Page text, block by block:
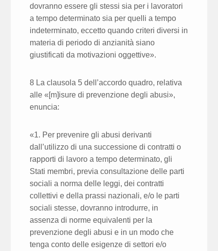
dovranno essere gli stessi sia per i lavoratori
a tempo determinato sia per quelli a tempo
indeterminato, eccetto quando criteri diversi in
materia di periodo di anzianità siano
giustificati da motivazioni oggettive».
8 La clausola 5 dell’accordo quadro, relativa
alle «[m]isure di prevenzione degli abusi»,
enuncia:
«1. Per prevenire gli abusi derivanti
dall’utilizzo di una successione di contratti o
rapporti di lavoro a tempo determinato, gli
Stati membri, previa consultazione delle parti
sociali a norma delle leggi, dei contratti
collettivi e della prassi nazionali, e/o le parti
sociali stesse, dovranno introdurre, in
assenza di norme equivalenti per la
prevenzione degli abusi e in un modo che
tenga conto delle esigenze di settori e/o